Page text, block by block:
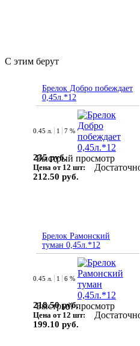
С этим берут
Брелок Добро побеждает
0,45л.*12
Быстрый просмотр
0.45 л. 1 7 %
235 руб.
Цена от 12 шт:
212.50 руб.
Брелок Рамонский
туман 0,45л.*12
Быстрый просмотр
0.45 л. 1 6 %
218.50 руб.
Цена от 12 шт:
199.10 руб.